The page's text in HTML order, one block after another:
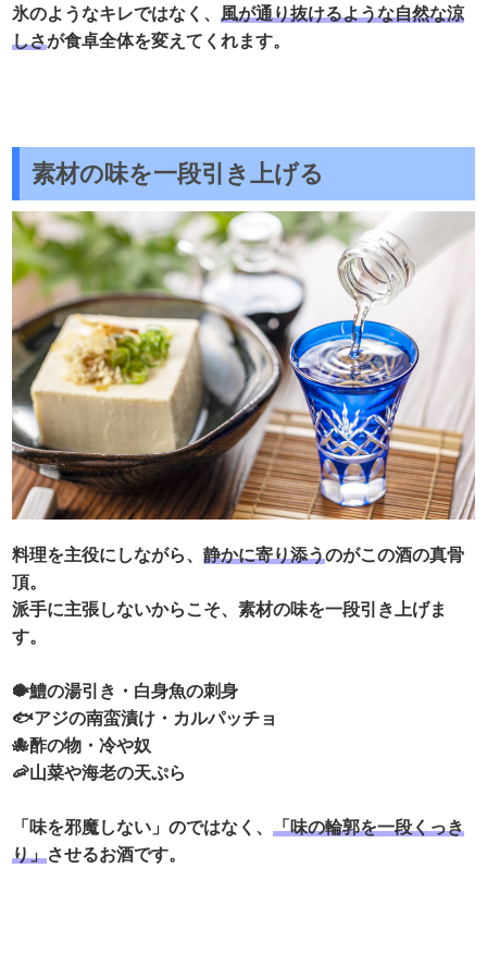
氷のようなキレではなく、風が通り抜けるような自然な涼
しさが食卓全体を変えてくれます。
素材の味を一段引き上げる
料理を主役にしながら、静かに寄り添うのがこの酒の真骨
頂。
派手に主張しないからこそ、素材の味を一段引き上げま
す。
🐡鱧の湯引き・白身魚の刺身
🐟アジの南蛮漬け・カルパッチョ
🐙酢の物・冷や奴
🦐山菜や海老の天ぷら
「味を邪魔しない」のではなく、「味の輪郭を一段くっき
り」させるお酒です。